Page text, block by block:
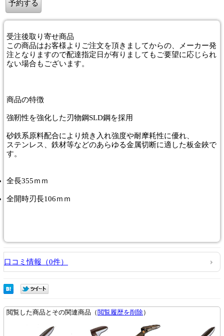
受注後取り寄せ商品
この商品はお客様よりご注文を頂きましてからの、メーカー発
注となりますので配達指定日が有りましてもご要望に応じられ
ない場合もございます。
商品の特徴
強靭性を強化した刃物鋼SLD鋼を採用
砂鉄系原料配合により焼き入れ強度や耐摩耗性に優れ、
ステンレス、鉄材等などのあらゆる金属切断に適した板金鋏で
す。
全長355ｍｍ
全開時刃長106ｍｍ
口コミ情報（0件）